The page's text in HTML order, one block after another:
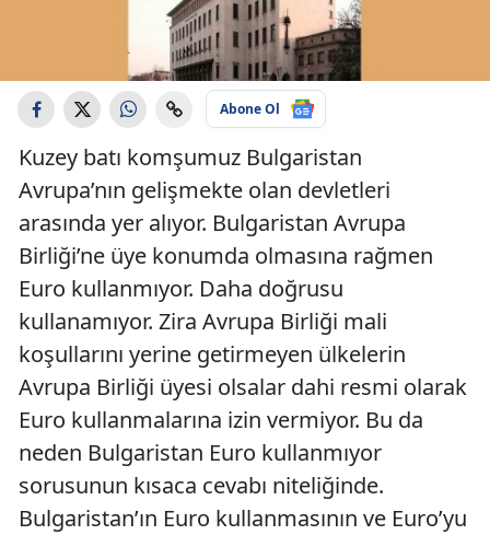
Abone Ol
Kuzey batı komşumuz Bulgaristan
Avrupa’nın gelişmekte olan devletleri
arasında yer alıyor. Bulgaristan Avrupa
Birliği’ne üye konumda olmasına rağmen
Euro kullanmıyor. Daha doğrusu
kullanamıyor. Zira Avrupa Birliği mali
koşullarını yerine getirmeyen ülkelerin
Avrupa Birliği üyesi olsalar dahi resmi olarak
Euro kullanmalarına izin vermiyor. Bu da
neden Bulgaristan Euro kullanmıyor
sorusunun kısaca cevabı niteliğinde.
Bulgaristan’ın Euro kullanmasının ve Euro’yu